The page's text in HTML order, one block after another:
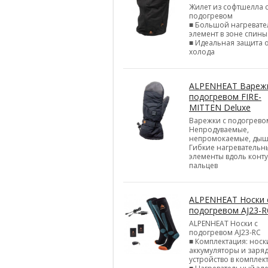
Жилет из софтшелла с
подогревом
■ Большой
элемент в зоне спины
■ Идеальная защита
холода
ALPENHEAT
подогревом FIRE-
MITTEN Deluxe
Варежки с
Непродуваемые,
непромокаемые,
Гибкие
элементы вдоль
пальцев
ALPENHEAT Носки
подогревом AJ23-
ALPENHEAT Носки с
подогревом AJ23-RC
■ Комплектация:
аккумуляторы и
устройство в